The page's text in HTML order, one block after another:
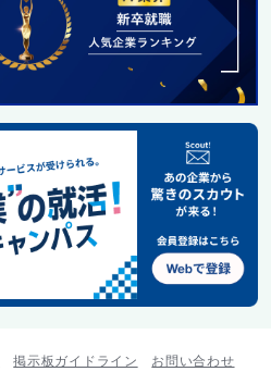
掲示板ガイドライン お問い合わせ